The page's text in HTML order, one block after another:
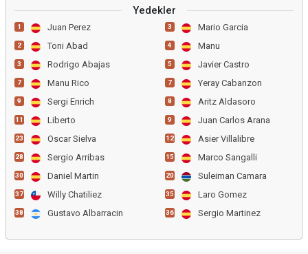
Yedekler
1 Juan Perez
2 Toni Abad
3 Rodrigo Abajas
7 Manu Rico
9 Sergi Enrich
11 Liberto
23 Oscar Sielva
28 Sergio Arribas
30 Daniel Martin
37 Willy Chatiliez
38 Gustavo Albarracin
3 Mario Garcia
4 Manu
5 Javier Castro
7 Yeray Cabanzon
8 Aritz Aldasoro
9 Juan Carlos Arana
12 Asier Villalibre
15 Marco Sangalli
20 Suleiman Camara
35 Laro Gomez
36 Sergio Martinez